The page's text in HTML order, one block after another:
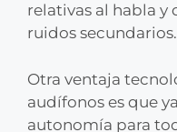
relativas al habla
ruidos secundarios.
Otra ventaja
audífonos es que
autonomía para